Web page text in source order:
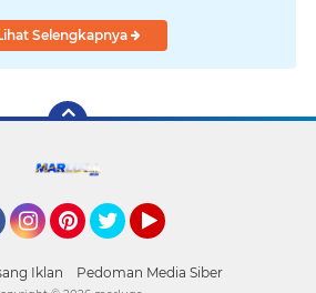
Dunia 2026
Selengkapnya
Iklan Pedoman Media Siber